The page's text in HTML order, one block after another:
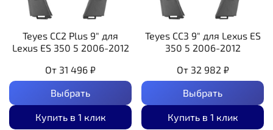
Teyes CC2 Plus 9" для
Lexus ES 350 5 2006-2012
От 31 496 ₽
Выбрать
Купить в 1 клик
Teyes CC3 9" для Lexus ES
350 5 2006-2012
От 32 982 ₽
Выбрать
Купить в 1 клик